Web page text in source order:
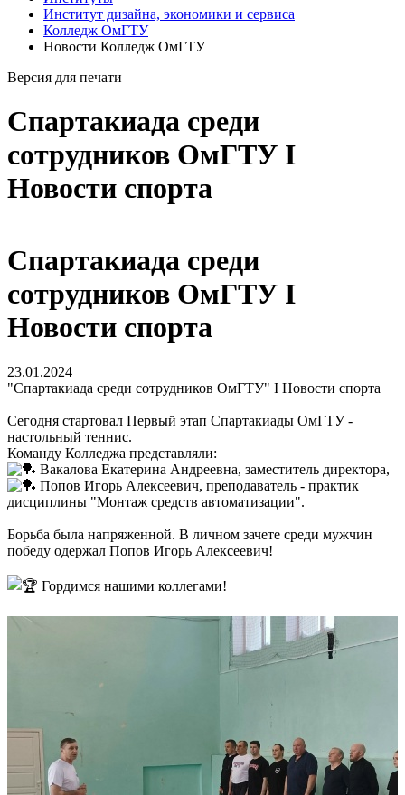
Институт дизайна, экономики и сервиса
Колледж ОмГТУ
Новости Колледж ОмГТУ
Версия для печати
Спартакиада среди
сотрудников ОмГТУ I
Новости спорта
Спартакиада среди
сотрудников ОмГТУ I
Новости спорта
23.01.2024
"Спартакиада среди сотрудников ОмГТУ" I Новости спорта
Сегодня стартовал Первый этап Спартакиады ОмГТУ -
настольный теннис.
Команду Колледжа представляли:
Вакалова Екатерина Андреевна, заместитель директора,
Попов Игорь Алексеевич, преподаватель - практик
дисциплины "Монтаж средств автоматизации".
Борьба была напряженной. В личном зачете среди мужчин
победу одержал Попов Игорь Алексеевич!
Гордимся нашими коллегами!